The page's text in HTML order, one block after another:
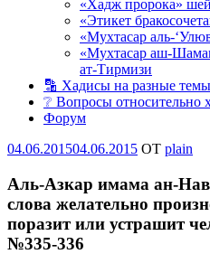
«Хадж пророка»
«Этикет
«Мухтасар аль-
«Мухтасар аш-
ат-Тирмизи
🔡 Хадисы на разные темы
❔ Вопросы относительно
Форум
Опубликовано
04.06.201504.06.2015 OT plain
Аль-Азкар имама ан-
слова желательно
поразит или устрашит
№335-336